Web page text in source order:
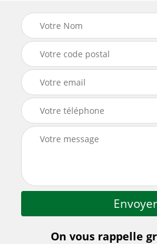
On vous rappelle